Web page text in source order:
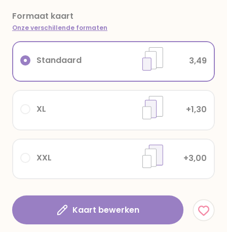
Formaat kaart
Onze verschillende formaten
XXL +3,00
XL +1,30
Standaard 3,49
Kaart bewerken